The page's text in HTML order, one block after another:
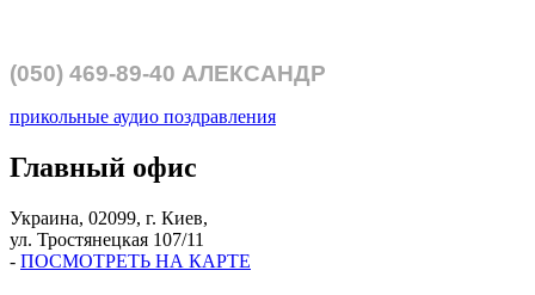
(050) 469-89-40 АЛЕКСАНДР
прикольные аудио поздравления
Главный офис
Украина, 02099, г. Киев,
ул. Тростянецкая 107/11
- ПОСМОТРЕТЬ НА КАРТЕ